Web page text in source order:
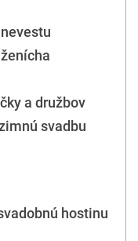
a družbov
svadbu
hostinu